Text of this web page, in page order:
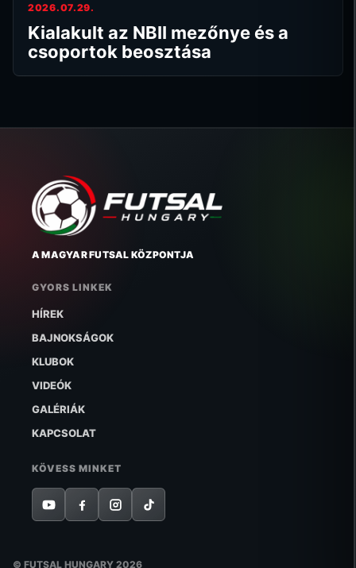
2026.07.29.
Kialakult az NBII mezőnye és a
csoportok beosztása
A MAGYAR FUTSAL KÖZPONTJA
GYORS LINKEK
HÍREK
BAJNOKSÁGOK
KLUBOK
VIDEÓK
GALÉRIÁK
KAPCSOLAT
KÖVESS MINKET
© FUTSAL HUNGARY 2026